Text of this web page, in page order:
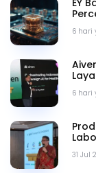
6 hari
6 hari
31 Jul